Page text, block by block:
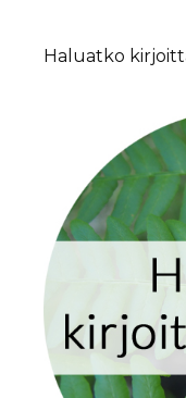
Haluatko